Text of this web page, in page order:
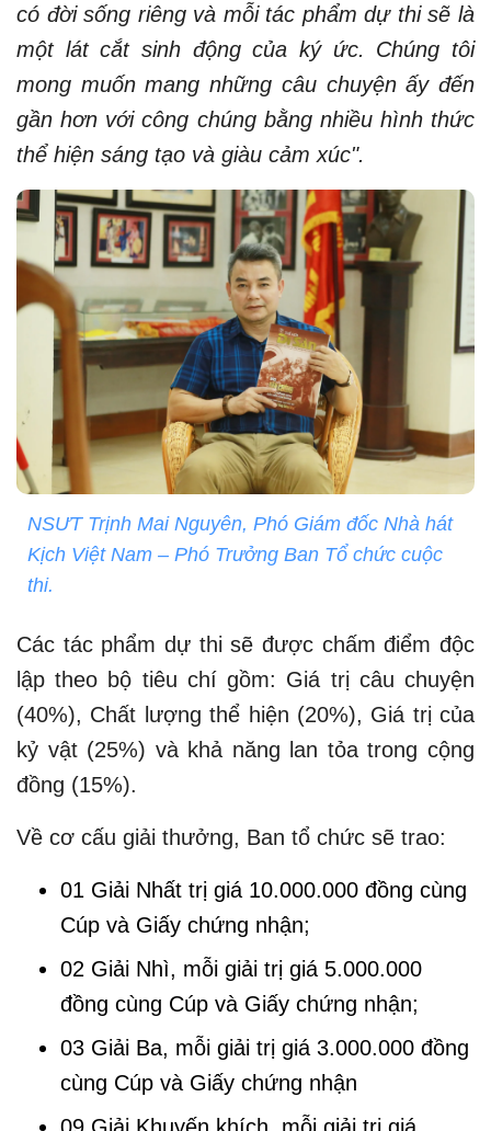
có đời sống riêng và mỗi tác phẩm dự thi sẽ là
một lát cắt sinh động của ký ức. Chúng tôi
mong muốn mang những câu chuyện ấy đến
gần hơn với công chúng bằng nhiều hình thức
thể hiện sáng tạo và giàu cảm xúc".
NSƯT Trịnh Mai Nguyên, Phó Giám đốc Nhà hát
Kịch Việt Nam – Phó Trưởng Ban Tổ chức cuộc
thi.
Các tác phẩm dự thi sẽ được chấm điểm độc
lập theo bộ tiêu chí gồm: Giá trị câu chuyện
(40%), Chất lượng thể hiện (20%), Giá trị của
kỷ vật (25%) và khả năng lan tỏa trong cộng
đồng (15%).
Về cơ cấu giải thưởng, Ban tổ chức sẽ trao:
01 Giải Nhất trị giá 10.000.000 đồng cùng
Cúp và Giấy chứng nhận;
02 Giải Nhì, mỗi giải trị giá 5.000.000
đồng cùng Cúp và Giấy chứng nhận;
03 Giải Ba, mỗi giải trị giá 3.000.000 đồng
cùng Cúp và Giấy chứng nhận